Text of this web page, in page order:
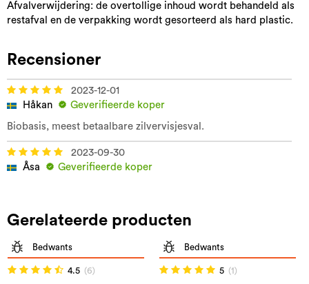
Afvalverwijdering: de overtollige inhoud wordt behandeld als
restafval en de verpakking wordt gesorteerd als hard plastic.
Recensioner
2023-12-01
Håkan
Geverifieerde koper
Biobasis, meest betaalbare zilvervisjesval.
2023-09-30
Åsa
Geverifieerde koper
Gerelateerde producten
Bedwants
4.5 (6)
Bedwants
5 (1)